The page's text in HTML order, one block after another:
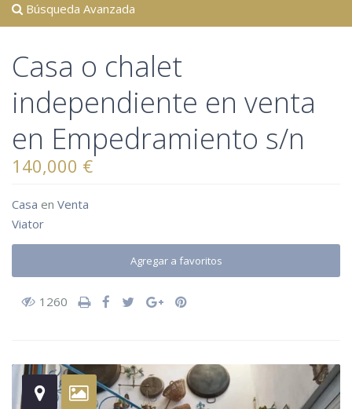
Búsqueda Avanzada
Casa o chalet
independiente en venta
en Empedramiento s/n
140,000 €
Casa en Venta
Viator
Agregar a favoritos
1260